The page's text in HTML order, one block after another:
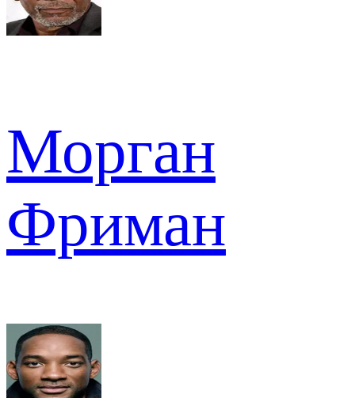
Морган
Фриман